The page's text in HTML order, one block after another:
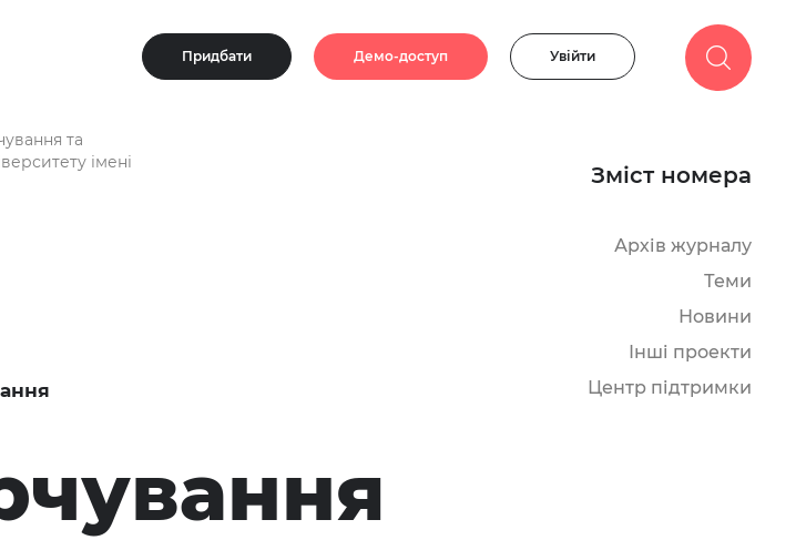
Придбати Демо-доступ Увійти
Зміст номера
Архів журналу
Теми
Новини
Інші проекти
Центр підтримки
та
імені